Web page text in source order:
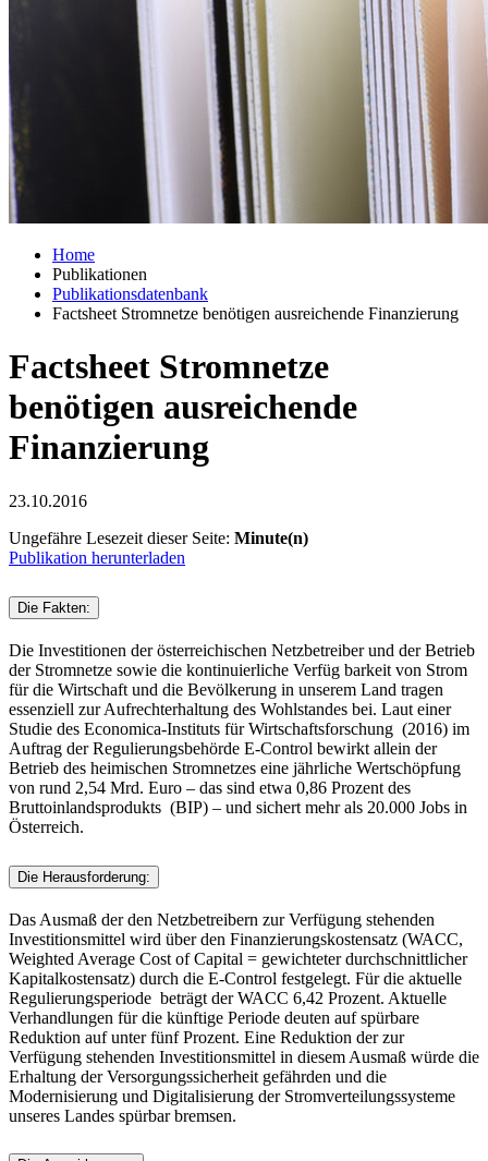
Home
Publikationen
Publikationsdatenbank
Factsheet Stromnetze benötigen ausreichende Finanzierung
Factsheet Stromnetze
benötigen ausreichende
Finanzierung
23.10.2016
Ungefähre Lesezeit dieser Seite: Minute(n)
Publikation herunterladen
Die Fakten:
Die Investitionen der österreichischen Netzbetreiber und der Betrieb
der Stromnetze sowie die kontinuierliche Verfüg barkeit von Strom
für die Wirtschaft und die Bevölkerung in unserem Land tragen
essenziell zur Aufrechterhaltung des Wohlstandes bei. Laut einer
Studie des Economica-Instituts für Wirtschaftsforschung (2016) im
Auftrag der Regulierungsbehörde E-Control bewirkt allein der
Betrieb des heimischen Stromnetzes eine jährliche Wertschöpfung
von rund 2,54 Mrd. Euro – das sind etwa 0,86 Prozent des
Bruttoinlandsprodukts (BIP) – und sichert mehr als 20.000 Jobs in
Österreich.
Die Herausforderung:
Das Ausmaß der den Netzbetreibern zur Verfügung stehenden
Investitionsmittel wird über den Finanzierungskostensatz (WACC,
Weighted Average Cost of Capital = gewichteter durchschnittlicher
Kapitalkostensatz) durch die E-Control festgelegt. Für die aktuelle
Regulierungsperiode beträgt der WACC 6,42 Prozent. Aktuelle
Verhandlungen für die künftige Periode deuten auf spürbare
Reduktion auf unter fünf Prozent. Eine Reduktion der zur
Verfügung stehenden Investitionsmittel in diesem Ausmaß würde die
Erhaltung der Versorgungssicherheit gefährden und die
Modernisierung und Digitalisierung der Stromverteilungssysteme
unseres Landes spürbar bremsen.